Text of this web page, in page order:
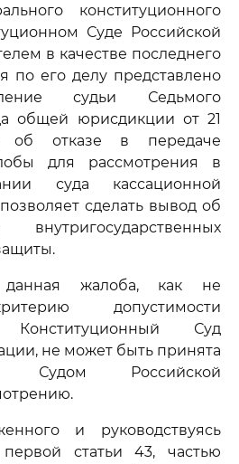
конституционного
Суде Российской
в качестве последнего
по его делу представлено
судьи Седьмого
общей юрисдикции от 21
об отказе в передаче
для рассмотрения в
суда кассационной
сделать вывод об
жалоба, как не
допустимости
Суд
не может быть принята
Судом Российской
и руководствуясь
статьи 43, частью